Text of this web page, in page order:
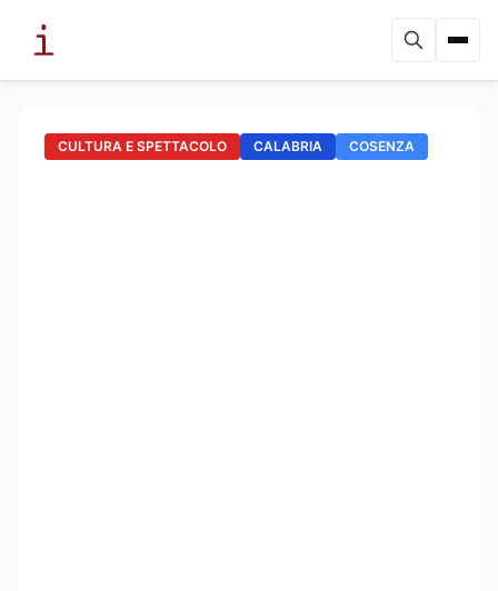
CULTURA E SPETTACOLO CALABRIA COSENZA